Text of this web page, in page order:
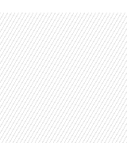
Skip to main content